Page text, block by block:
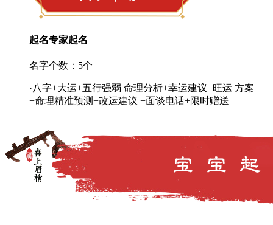
起名专家起名
名字个数：5个
·八字+大运+五行强弱 命理分析+幸运建议+旺运 方案
+命理精准预测+改运建议 +面谈电话+限时赠送